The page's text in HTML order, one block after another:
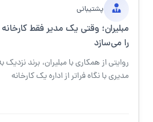
پشتیبانی
مبلیران؛ وقتی یک مدیر فقط
را می‌سازد
روایتی از همکاری با مبلیران، برند
مدیری با نگاه فراتر از اداره یک کارخانه